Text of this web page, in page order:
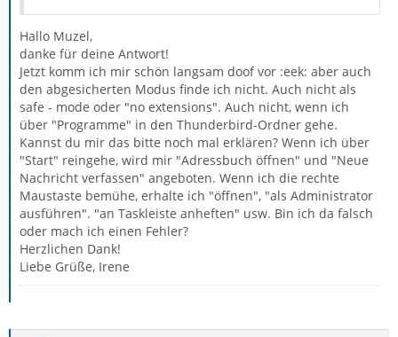
Hallo Muzel,
danke für deine Antwort!
Jetzt komm ich mir schön langsam doof vor :eek: aber auch
den abgesicherten Modus finde ich nicht. Auch nicht als
safe - mode oder "no extensions". Auch nicht, wenn ich
über "Programme" in den Thunderbird-Ordner gehe.
Kannst du mir das bitte noch mal erklären? Wenn ich über
"Start" reingehe, wird mir "Adressbuch öffnen" und "Neue
Nachricht verfassen" angeboten. Wenn ich die rechte
Maustaste bemühe, erhalte ich "öffnen", "als Administrator
ausführen". "an Taskleiste anheften" usw. Bin ich da falsch
oder mach ich einen Fehler?
Herzlichen Dank!
Liebe Grüße, Irene